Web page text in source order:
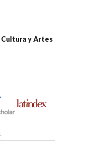
Cultura y Artes